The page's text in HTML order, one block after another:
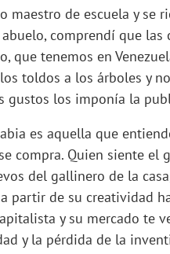
maestro de escuela y se
comprendí que las
que tenemos en
toldos a los árboles y
gustos los imponía la
es aquella que
compra. Quien siente
del gallinero de la
partir de su creatividad
y su mercado te
y la pérdida de la